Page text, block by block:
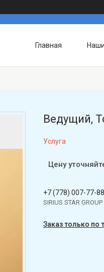
Главная Наши
Ведущий,
Услуга
Цену
+7 (778) 007-77-88
SIRIUS STAR GROUP
Заказ только по